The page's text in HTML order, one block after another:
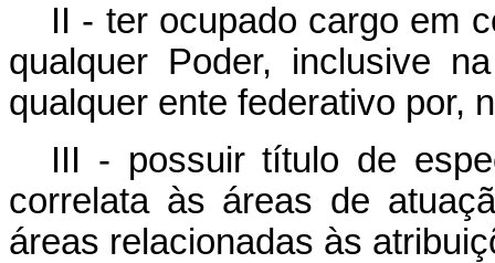
II - ter ocupado cargo em
qualquer Poder, inclusive
qualquer ente federativo por,
III - possuir título de
correlata às áreas de
áreas relacionadas às